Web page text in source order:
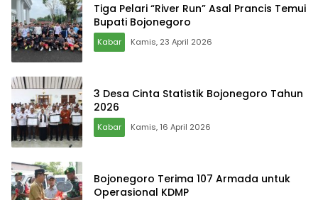
Tiga Pelari “River Run” Asal Prancis Temui
Bupati Bojonegoro
Kabar Kamis, 23 April 2026
3 Desa Cinta Statistik Bojonegoro Tahun
2026
Kabar Kamis, 16 April 2026
Bojonegoro Terima 107 Armada untuk
Operasional KDMP